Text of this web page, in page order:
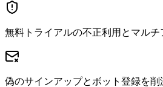
無料トライアルの不正利用とマルチ
偽のサインアップとボット登録を削